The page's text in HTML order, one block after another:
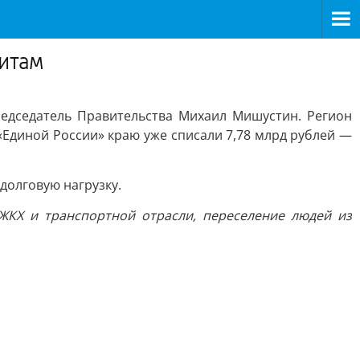
Правительства Михаил Мишустин. Регион
России» краю уже списали 7,78 млрд рублей —
нагрузку.
и транспортной отрасли, переселение людей из